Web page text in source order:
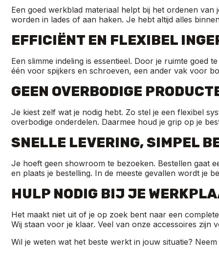
Een goed werkblad materiaal helpt bij het ordenen
worden in lades of aan haken. Je hebt altijd alles
EFFICIËNT EN FLEXIBEL
Een slimme indeling is essentieel. Door je ruimte goed
één voor spijkers en schroeven, een ander vak voor
GEEN OVERBODIGE
Je kiest zelf wat je nodig hebt. Zo stel je een flexibel
overbodige onderdelen. Daarmee houd je grip op je
SNELLE LEVERING, SIMPEL
Je hoeft geen showroom te bezoeken. Bestellen gaat
en plaats je bestelling. In de meeste gevallen wordt je
HULP NODIG BIJ JE
Het maakt niet uit of je op zoek bent naar een
Wij staan voor je klaar. Veel van onze accessoires
Wil je weten wat het beste werkt in jouw situatie?